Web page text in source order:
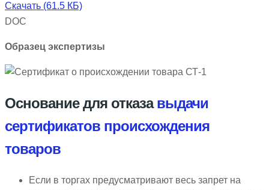
Скачать (61.5 КБ)
DOC
Образец экспертизы
Основание для отказавыдачи
сертификатов происхождения
товаров
Если в торгах предусматривают весь запрет на